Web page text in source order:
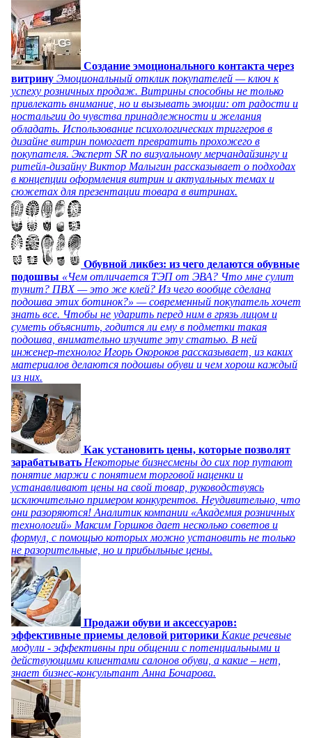
Создание эмоционального контакта через
витрину Эмоциональный отклик покупателей — ключ к
успеху розничных продаж. Витрины способны не только
привлекать внимание, но и вызывать эмоции: от радости и
ностальгии до чувства принадлежности и желания
обладать. Использование психологических триггеров в
дизайне витрин помогает превратить прохожего в
покупателя. Эксперт SR по визуальному мерчандайзингу и
ритейл-дизайну Виктор Малыгин рассказывает о подходах
в концепции оформления витрин и актуальных темах и
сюжетах для презентации товара в витринах.
Обувной ликбез: из чего делаются обувные
подошвы «Чем отличается ТЭП от ЭВА? Что мне сулит
тунит? ПВХ — это же клей? Из чего вообще сделана
подошва этих ботинок?» — современный покупатель хочет
знать все. Чтобы не ударить перед ним в грязь лицом и
суметь объяснить, годится ли ему в подметки такая
подошва, внимательно изучите эту статью. В ней
инженер-технолог Игорь Окороков рассказывает, из каких
материалов делаются подошвы обуви и чем хорош каждый
из них.
Как установить цены, которые позволят
зарабатывать Некоторые бизнесмены до сих пор путают
понятие маржи с понятием торговой наценки и
устанавливают цены на свой товар, руководствуясь
исключительно примером конкурентов. Неудивительно, что
они разоряются! Аналитик компании «Академия розничных
технологий» Максим Горшков дает несколько советов и
формул, с помощью которых можно установить не только
не разорительные, но и прибыльные цены.
Продажи обуви и аксессуаров:
эффективные приемы деловой риторики Какие речевые
модули - эффективны при общении с потенциальными и
действующими клиентами салонов обуви, а какие – нет,
знает бизнес-консультант Анна Бочарова.